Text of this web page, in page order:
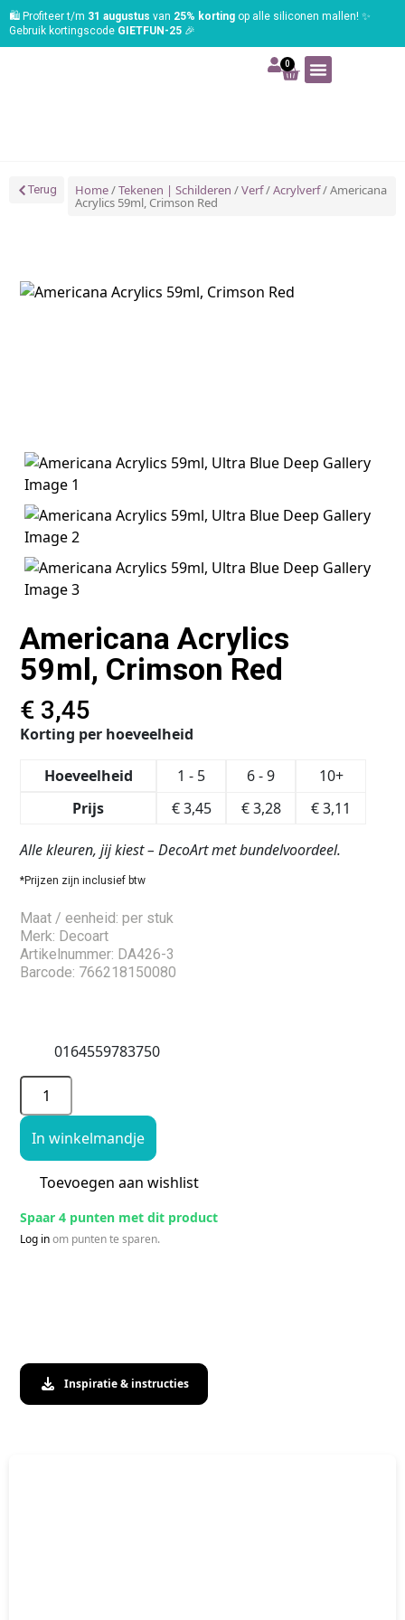
🛍️ Profiteer t/m 31 augustus van 25% korting op alle siliconen mallen! ✨
Gebruik kortingscode GIETFUN-25 🎉
0
Terug Home/Tekenen | Schilderen /Verf/Acrylverf/ Americana
Acrylics 59ml, Crimson Red
Americana Acrylics
59ml, Crimson Red
€ 3,45
Korting per hoeveelheid
Hoeveelheid 1 - 5 6 - 9
10+
Prijs
€3,45 €3,28 €3,11
Alle kleuren, jij kiest – DecoArt met bundelvoordeel.
*Prijzen zijn inclusief btw
Maat / eenheid: per stuk
Merk: Decoart
Artikelnummer: DA426-3
Barcode: 766218150080
0164559783750
In winkelmandje
Toevoegen aan wishlist
Spaar 4 punten met dit product
Log inom punten te sparen.
Inspiratie & instructies